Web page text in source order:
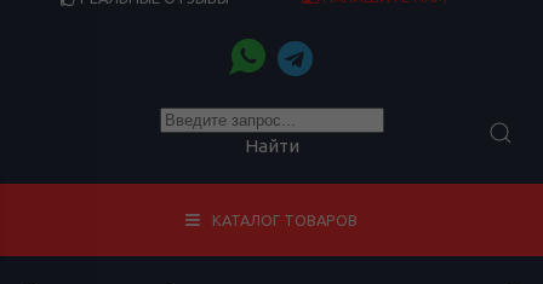
Найти
КАТАЛОГ ТОВАРОВ